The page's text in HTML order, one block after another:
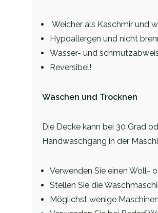
Weicher als Kaschmir und
Hypoallergen und nicht
Wasser- und
Reversibel!
Waschen und Trocknen
Die Decke kann bei 30 Grad
Handwaschgang in der
Verwenden Sie einen Woll-
Stellen Sie die
Möglichst wenige